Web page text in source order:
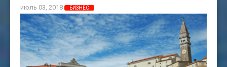
июль 03, 2018
БИЗНЕС